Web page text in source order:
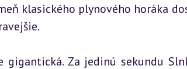
klasického plynového horáka
gigantická. Za jedinú sekundu